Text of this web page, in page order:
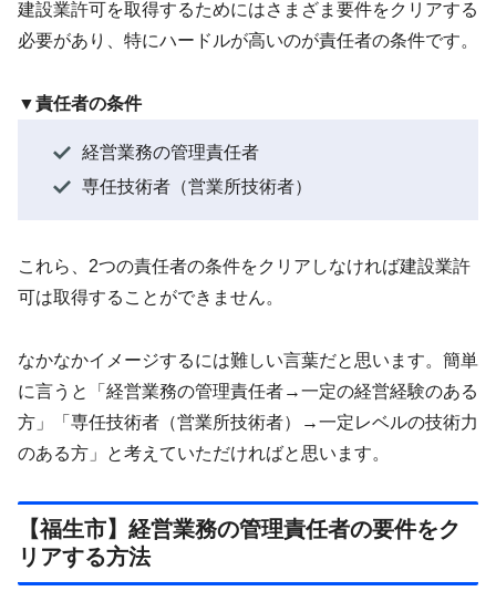
建設業許可を取得するためにはさまざま要件をクリアする
必要があり、特にハードルが高いのが責任者の条件です。
▼責任者の条件
経営業務の管理責任者
専任技術者（営業所技術者）
これら、2つの責任者の条件をクリアしなければ建設業許
可は取得することができません。
なかなかイメージするには難しい言葉だと思います。簡単
に言うと「経営業務の管理責任者→一定の経営経験のある
方」「専任技術者（営業所技術者）→一定レベルの技術力
のある方」と考えていただければと思います。
【福生市】経営業務の管理責任者の要件をク
リアする方法